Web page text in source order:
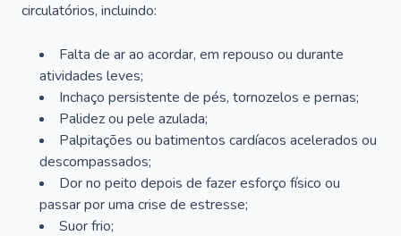
circulatórios, incluindo:
Falta de ar ao acordar, em repouso ou durante
atividades leves;
Inchaço persistente de pés, tornozelos e pernas;
Palidez ou pele azulada;
Palpitações ou batimentos cardíacos acelerados ou
descompassados;
Dor no peito depois de fazer esforço físico ou
passar por uma crise de estresse;
Suor frio;